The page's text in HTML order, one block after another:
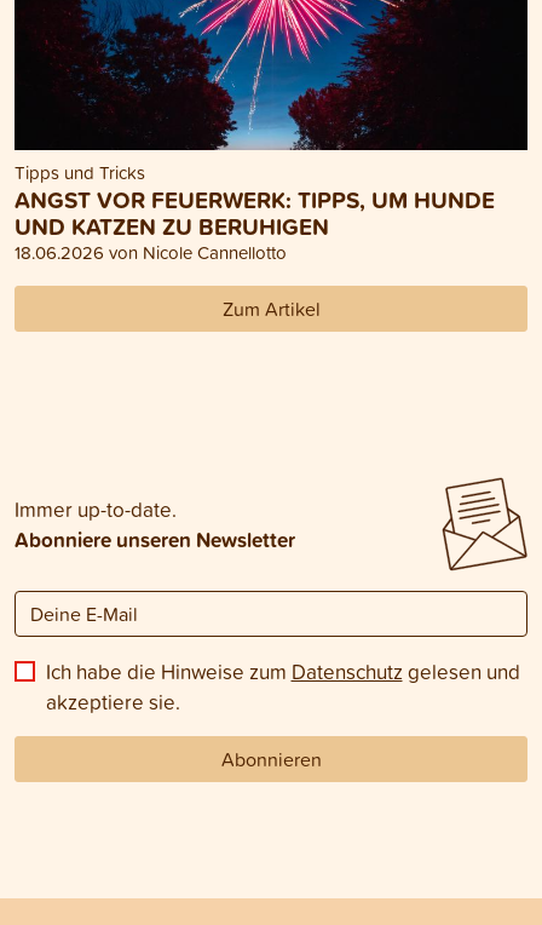
Tipps und Tricks
ANGST VOR FEUERWERK: TIPPS, UM HUNDE
UND KATZEN ZU BERUHIGEN
18.06.2026 von Nicole Cannellotto
Zum Artikel
Immer up-to-date.
Abonniere unseren Newsletter
Ich habe die Hinweise zum Datenschutz gelesen und
akzeptiere sie.
Abonnieren